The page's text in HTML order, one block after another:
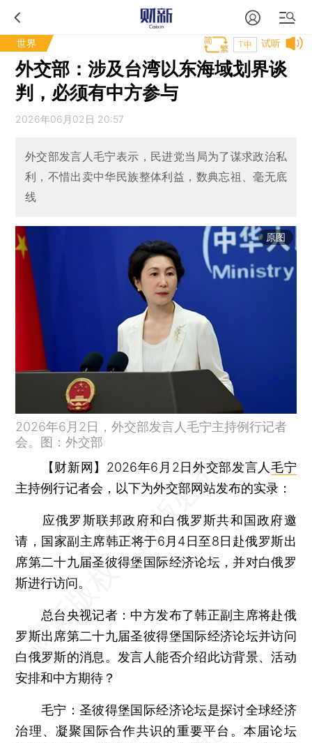
世界 试听
T中
外交部：涉及台湾以东海域划界谈
判，必须有中方参与
2026年06月02日 20:57
外交部发言人毛宁表示，民进党当局为了谋求政治私
利，不惜出卖中华民族整体利益，数典忘祖、毫无底
线
原图
2026年6月2日，外交部发言人毛宁主持例行记者
会。图：外交部
【财新网】 2026年6月2日外交部发言人 毛宁
主持例行记者会，以下为外交部网站发布的实录：
应俄罗斯联邦政府和白俄罗斯共和国政府邀
请，国家副主席韩正将于6月4日至8日赴俄罗斯出
席第二十九届圣彼得堡国际经济论坛，并对白俄罗
斯进行访问。
总台央视记者：中方发布了韩正副主席将赴俄
罗斯出席第二十九届圣彼得堡国际经济论坛并访问
白俄罗斯的消息。发言人能否介绍此访背景、活动
安排和中方期待？
毛宁：圣彼得堡国际经济论坛是探讨全球经济
治理、凝聚国际合作共识的重要平台。本届论坛